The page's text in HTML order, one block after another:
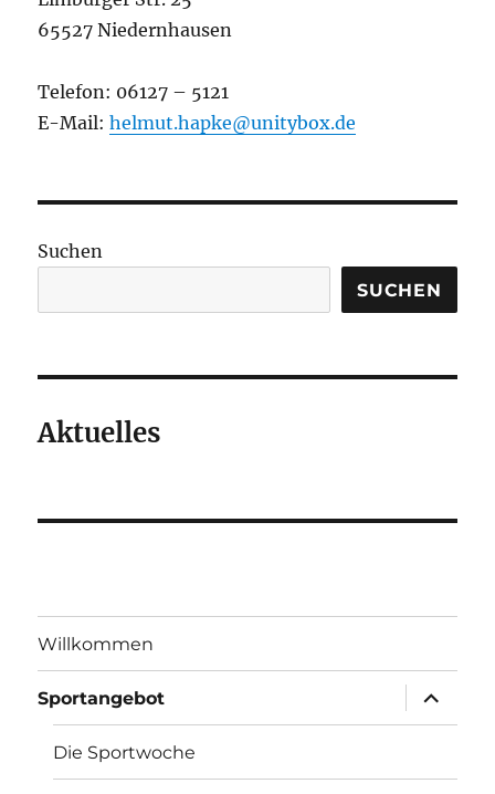
65527 Niedernhausen
Telefon: 06127 – 5121
E-Mail:helmut.hapke@unitybox.de
Suchen
SUCHEN
Aktuelles
Willkommen
Sportangebot
anzeigen
Die Sportwoche